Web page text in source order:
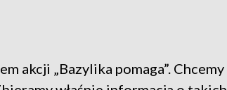
akcji „Bazylika pomaga”. Chcemy